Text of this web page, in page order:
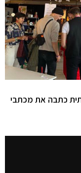
כתבה את מכתבי